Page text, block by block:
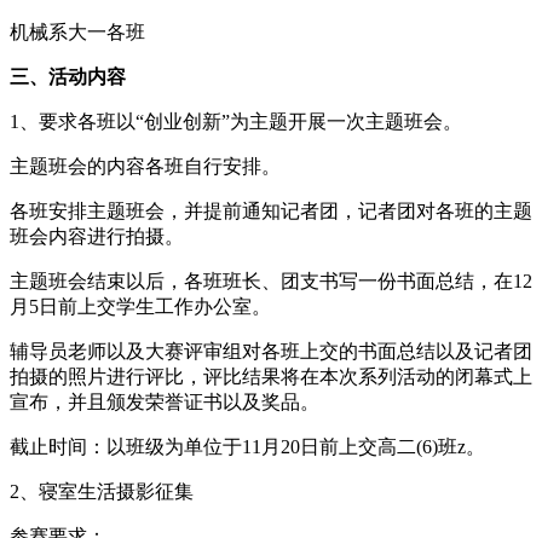
机械系大一各班
三、活动内容
1、要求各班以“创业创新”为主题开展一次主题班会。
主题班会的内容各班自行安排。
各班安排主题班会，并提前通知记者团，记者团对各班的主题
班会内容进行拍摄。
主题班会结束以后，各班班长、团支书写一份书面总结，在12
月5日前上交学生工作办公室。
辅导员老师以及大赛评审组对各班上交的书面总结以及记者团
拍摄的照片进行评比，评比结果将在本次系列活动的闭幕式上
宣布，并且颁发荣誉证书以及奖品。
截止时间：以班级为单位于11月20日前上交高二(6)班z。
2、寝室生活摄影征集